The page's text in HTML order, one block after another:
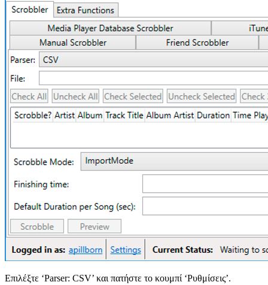
Επιλέξτε ‘Parser: CSV’ και πατήστε το κουμπί ‘Ρυθμίσεις’.